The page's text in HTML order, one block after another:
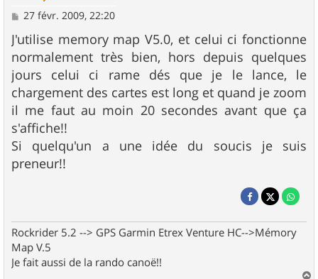
M
s
s
a
g
e
27 févr. 2009, 22:20
J'utilise memory map V5.0, et celui ci fonctionne
normalement très bien, hors depuis quelques
jours celui ci rame dés que je le lance, le
chargement des cartes est long et quand je zoom
il me faut au moin 20 secondes avant que ça
s'affiche!!
Si quelqu'un a une idée du soucis je suis
preneur!!
Rockrider 5.2 --> GPS Garmin Etrex Venture HC-->Mémory
Map V.5
Je fait aussi de la rando canoë!!